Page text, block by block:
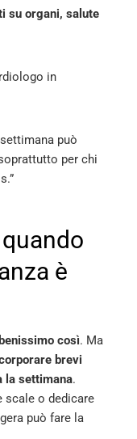
su organi, salute
in
può
per chi
è
così. Ma
brevi
la settimana.
scale o dedicare
può fare la